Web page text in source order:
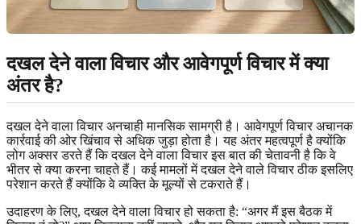
दखल देने वाला विचार और आवेगपूर्ण विचार में क्या
अंतर है?
दखल देने वाला विचार अनचाही मानसिक सामग्री है। आवेगपूर्ण विचार अचानक
कार्रवाई की ओर खिंचाव से अधिक जुड़ा होता है। यह अंतर महत्वपूर्ण है क्योंकि
लोग अक्सर डरते हैं कि दखल देने वाला विचार इस बात की चेतावनी है कि वे
भीतर से क्या करना चाहते हैं। कई मामलों में दखल देने वाले विचार ठीक इसलिए
परेशान करते हैं क्योंकि वे व्यक्ति के मूल्यों से टकराते हैं।
उदाहरण के लिए, दखल देने वाला विचार हो सकता है: “अगर मैं इस बैठक में